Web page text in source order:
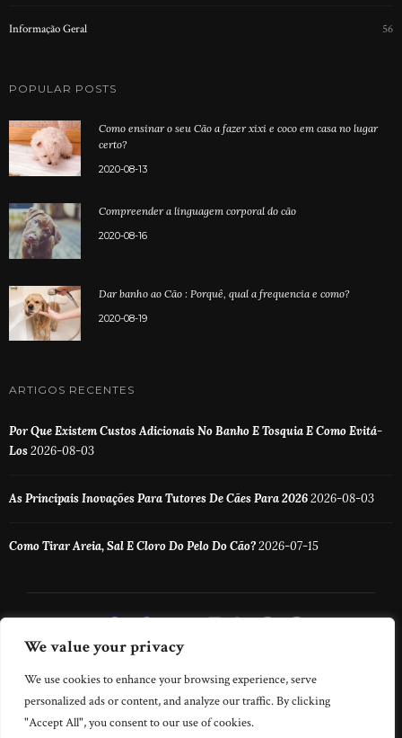
We value your privacy
We use cookies to enhance your browsing experience, serve
personalized ads or content, and analyze our traffic. By clicking
"Accept All", you consent to our use of cookies.
Informação Geral 56
POPULAR POSTS
Como ensinar o seu Cão a fazer xixi e coco em casa no lugar
certo?
2020-08-13
Compreender a linguagem corporal do cão
2020-08-16
Dar banho ao Cão : Porquê, qual a frequencia e como?
2020-08-19
ARTIGOS RECENTES
Por Que Existem Custos Adicionais No Banho E Tosquia E Como Evitá-
Los2026-08-03
As Principais Inovações Para Tutores De Cães Para 20262026-08-03
Como Tirar Areia, Sal E Cloro Do Pelo Do Cão?2026-07-15